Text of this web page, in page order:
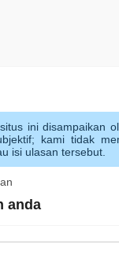
ini disampaikan
kami tidak
isi ulasan tersebut.
anda